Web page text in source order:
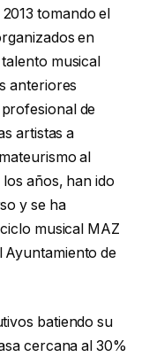
tomando el
en
musical
anteriores
de
artistas a
al
años, han ido
y se ha
musical MAZ
Ayuntamiento de
batiendo su
cercana al 30%